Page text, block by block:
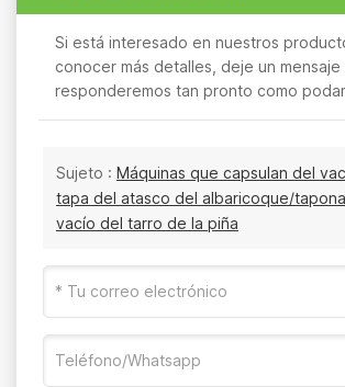
Si está interesado en nuestros
conocer más detalles, deje un mensaje
responderemos tan pronto como
Sujeto : Máquinas que capsulan del
tapa del atasco del albaricoque/
vacío del tarro de la piña